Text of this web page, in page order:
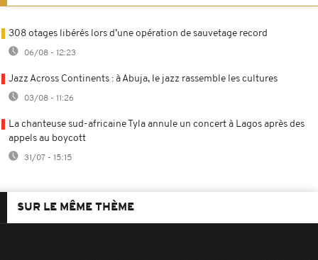
308 otages libérés lors d’une opération de sauvetage record
06/08 - 12:23
Jazz Across Continents : à Abuja, le jazz rassemble les cultures
03/08 - 11:26
La chanteuse sud-africaine Tyla annule un concert à Lagos après des
appels au boycott
31/07 - 15:15
SUR LE MÊME THÈME